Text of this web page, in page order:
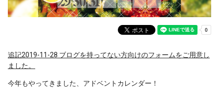
追記2019-11-28 ブログを持ってない方向けのフォームをご用意し
ました。
今年もやってきました、アドベントカレンダー！